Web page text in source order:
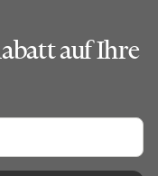
auf Ihre